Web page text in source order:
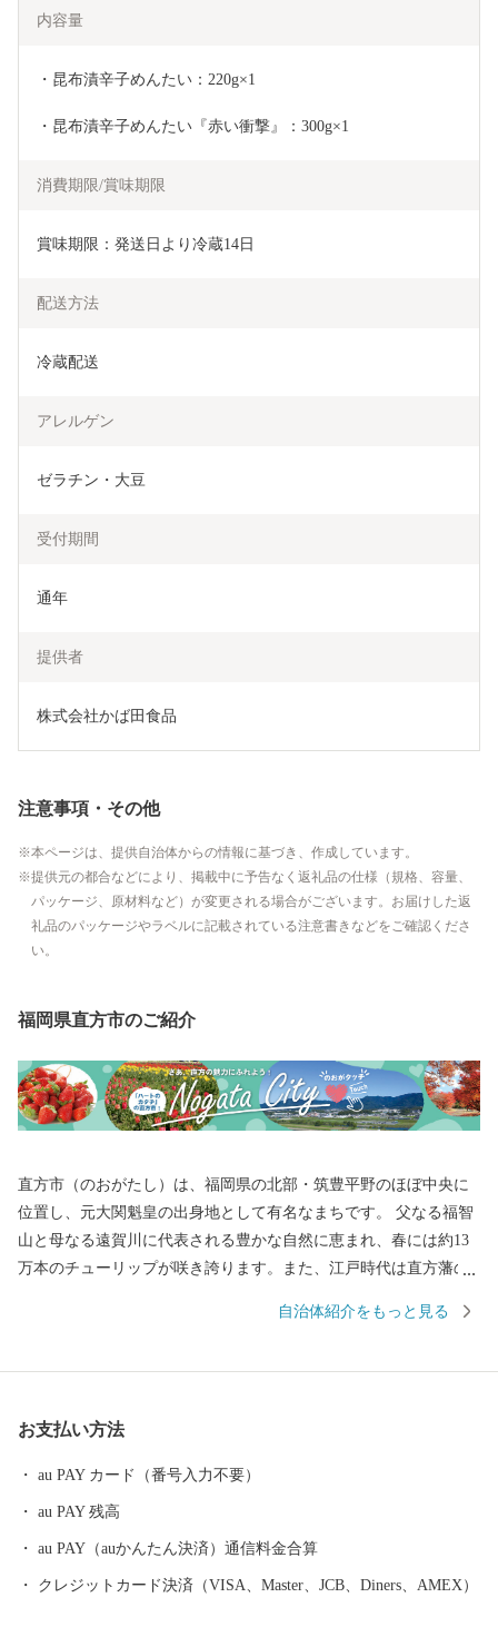
内容量
・昆布漬辛子めんたい：220g×1
・昆布漬辛子めんたい『赤い衝撃』：300g×1
消費期限/賞味期限
賞味期限：発送日より冷蔵14日
配送方法
冷蔵配送
アレルゲン
ゼラチン・大豆
受付期間
通年
提供者
株式会社かば田食品
注意事項・その他
本ページは、提供自治体からの情報に基づき、作成しています。
提供元の都合などにより、掲載中に予告なく返礼品の仕様（規格、容量、
パッケージ、原材料など）が変更される場合がございます。お届けした返
礼品のパッケージやラベルに記載されている注意書きなどをご確認くださ
い。
福岡県直方市のご紹介
直方市（のおがたし）は、福岡県の北部・筑豊平野のほぼ中央に
位置し、元大関魁皇の出身地として有名なまちです。 父なる福智
山と母なる遠賀川に代表される豊かな自然に恵まれ、春には約13
万本のチューリップが咲き誇ります。また、江戸時代は直方藩の
として栄えるなど、深い歴史も息づいています。 自然と歴史が織
ません。何卒、ご理解のほどお願い申し上げます。
自治体紹介をもっと見る
お支払い方法
au PAY カード（番号入力不要）
au PAY 残高
au PAY（auかんたん決済）通信料金合算
クレジットカード決済（VISA、Master、JCB、Diners、AMEX）